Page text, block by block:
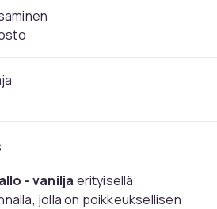
- vanilja erityisellä
jolla on poikkeuksellisen